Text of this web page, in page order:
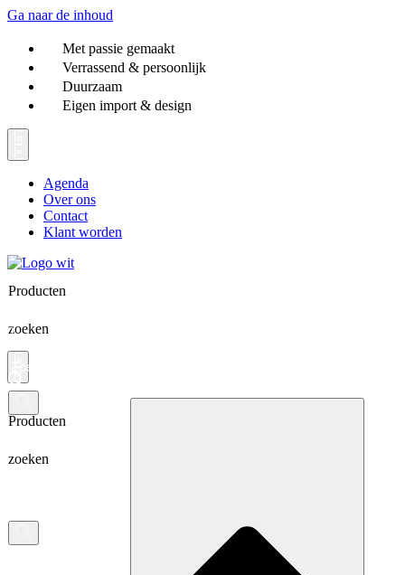
Ga naar de inhoud
Met passie gemaakt
Verrassend & persoonlijk
Duurzaam
Eigen import & design
Agenda
Over ons
Contact
Klant worden
Producten
zoeken
Producten
zoeken